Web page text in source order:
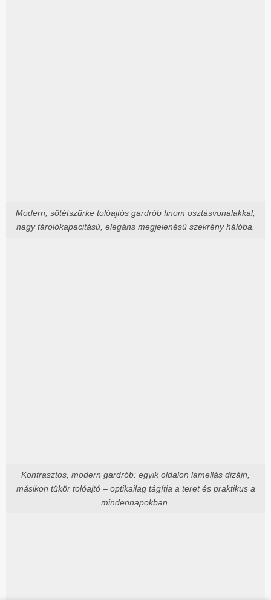
Modern, sötétszürke tolóajtós gardrób finom osztásvonalakkal;
nagy tárolókapacitású, elegáns megjelenésű szekrény hálóba.
Kontrasztos, modern gardrób: egyik oldalon lamellás dizájn,
másikon tükör tolóajtó – optikailag tágítja a teret és praktikus a
mindennapokban.